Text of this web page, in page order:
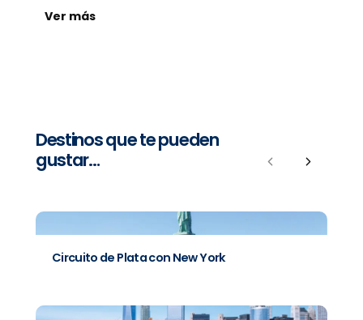
Ver más
Destinos que te pueden
gustar…
PreviousNext
Circuito de Plata con New York